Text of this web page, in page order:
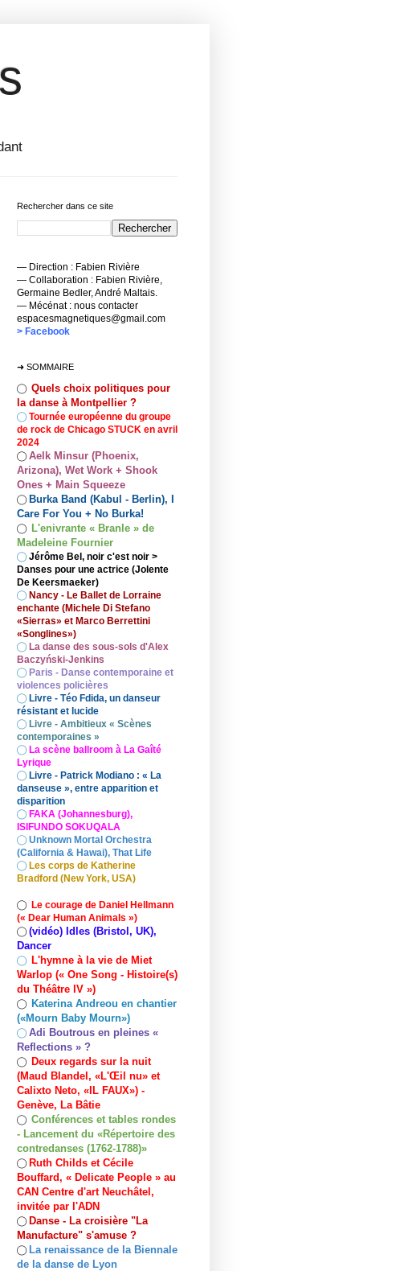
Rechercher dans ce site
— Direction : Fabien Rivière
— Collaboration : Fabien Rivière,
Germaine Bedler, André Maltais.
— Mécénat : nous contacter
espacesmagnetiques@gmail.com
> Facebook
➜ SOMMAIRE
◯ Quels choix politiques pour
la danse à Montpellier ?
◯ Tournée européenne du groupe
de rock de Chicago STUCK en avril
2024
◯ Aelk Minsur (Phoenix,
Arizona), Wet Work + Shook
Ones + Main Squeeze
◯ Burka Band (Kabul - Berlin), I
Care For You + No Burka!
◯ L'enivrante « Branle » de
Madeleine Fournier
◯ Jérôme Bel, noir c'est noir >
Danses pour une actrice (Jolente
De Keersmaeker)
◯ Nancy - Le Ballet de Lorraine
enchante (Michele Di Stefano
«Sierras» et Marco Berrettini
«Songlines»)
◯ La danse des sous-sols d'Alex
Baczyński-Jenkins
◯ Paris - Danse contemporaine et
violences policières
◯ Livre - Téo Fdida, un danseur
résistant et lucide
◯ Livre - Ambitieux « Scènes
contemporaines »
◯ La scène ballroom à La Gaîté
Lyrique
◯ Livre - Patrick Modiano : « La
danseuse », entre apparition et
disparition
◯ FAKA (Johannesburg),
ISIFUNDO SOKUQALA
◯ Unknown Mortal Orchestra
(California & Hawai), That Life
◯ Les corps de Katherine
Bradford (New York, USA)
◯ Le courage de Daniel Hellmann
(« Dear Human Animals »)
◯ (vidéo) Idles (Bristol, UK),
Dancer
◯ L'hymne à la vie de Miet
Warlop (« One Song - Histoire(s)
du Théâtre IV »)
◯ Katerina Andreou en chantier
(«Mourn Baby Mourn»)
◯ Adi Boutrous en pleines «
Reflections » ?
◯ Deux regards sur la nuit
(Maud Blandel, «L'Œil nu» et
Calixto Neto, «IL FAUX») -
Genève, La Bâtie
◯ Conférences et tables rondes
- Lancement du «Répertoire des
contredanses (1762-1788)»
◯ Ruth Childs et Cécile
Bouffard, « Delicate People » au
CAN Centre d'art Neuchâtel,
invitée par l'ADN
◯ Danse - La croisière "La
Manufacture" s'amuse ?
◯ La renaissance de la Biennale
de la danse de Lyon